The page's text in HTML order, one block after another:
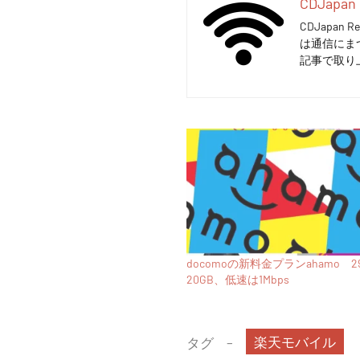
CDJapan
は通信にま
記事で取り
docomoの新料金プランahamo
20GB、低速は1Mbps
タグ 楽天モバイル